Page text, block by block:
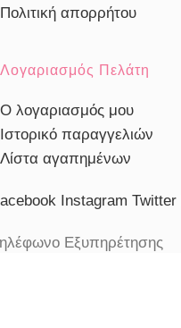
Πολιτική απορρήτου
Λογαριασμός Πελάτη
Ο λογαριασμός μου
Ιστορικό παραγγελιών
Λίστα αγαπημένων
Instagram Twitter
Εξυπηρέτησης